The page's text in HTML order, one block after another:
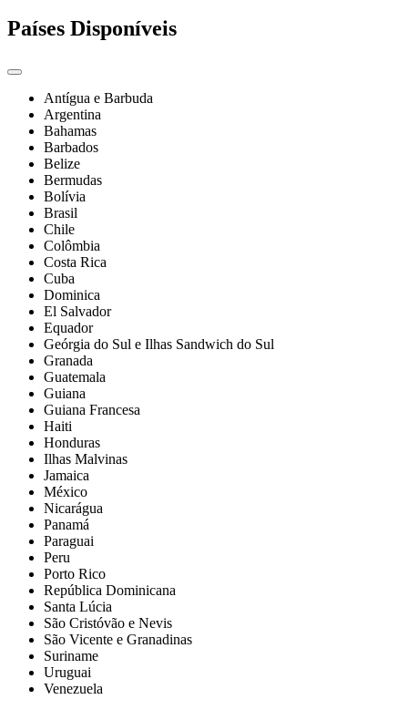
Países Disponíveis
Antígua e Barbuda
Argentina
Bahamas
Barbados
Belize
Bermudas
Bolívia
Brasil
Chile
Colômbia
Costa Rica
Cuba
Dominica
El Salvador
Equador
Geórgia do Sul e Ilhas Sandwich do Sul
Granada
Guatemala
Guiana
Guiana Francesa
Haiti
Honduras
Ilhas Malvinas
Jamaica
México
Nicarágua
Panamá
Paraguai
Peru
Porto Rico
República Dominicana
Santa Lúcia
São Cristóvão e Nevis
São Vicente e Granadinas
Suriname
Uruguai
Venezuela